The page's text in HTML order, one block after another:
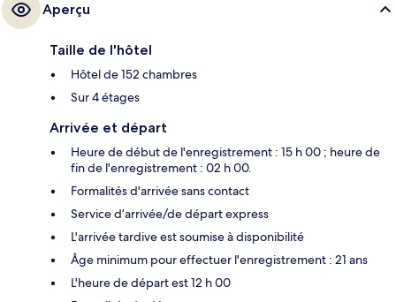
Aperçu
Taille de l'hôtel
Hôtel de 152 chambres
Sur 4 étages
Arrivée et départ
Heure de début de l'enregistrement : 15 h 00 ; heure de
fin de l'enregistrement : 02 h 00.
Formalités d'arrivée sans contact
Service d’arrivée/de départ express
L'arrivée tardive est soumise à disponibilité
Âge minimum pour effectuer l'enregistrement : 21 ans
L'heure de départ est 12 h 00